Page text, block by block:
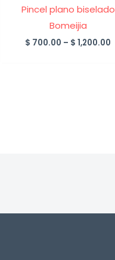
Pincel plano biselado
Bomeijia
$ 700.00 – $ 1,200.00